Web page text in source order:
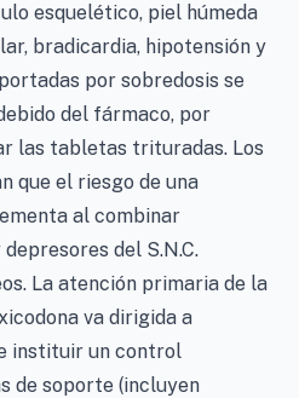
esquelético, piel húmeda
bradicardia, hipotensión y
por sobredosis se
del fármaco, por
las tabletas trituradas. Los
que el riesgo de una
al combinar
del S.N.C.
La atención primaria de la
va dirigida a
instituir un control
de soporte (incluyen